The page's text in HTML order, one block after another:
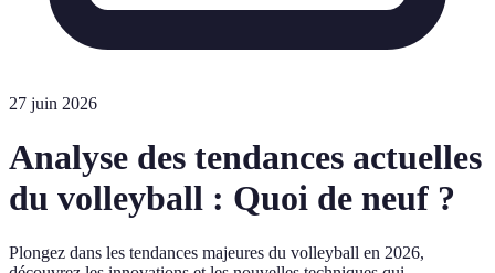
27 juin 2026
Analyse des tendances actuelles
du volleyball : Quoi de neuf ?
Plongez dans les tendances majeures du volleyball en 2026,